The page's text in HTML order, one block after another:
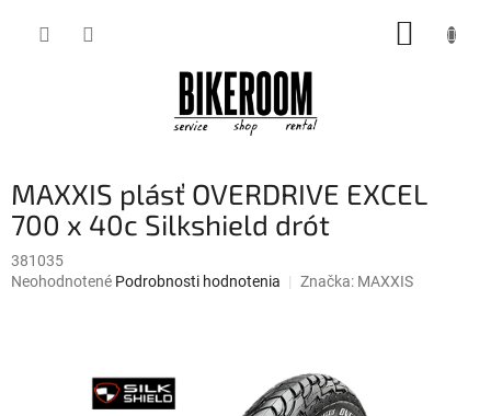
MAXXIS plásť OVERDRIVE EXCEL
700 x 40c Silkshield drót
381035
Priemerné
Neohodnotené Podrobnosti hodnotenia Značka: MAXXIS